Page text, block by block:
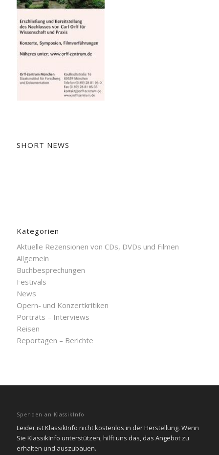
SHORT NEWS
Kategorien
Aktuelle Rezensionen von CDs, DVDs und Filmen
Allgemein
Buchbesprechungen
Festivals
News
Opern- und Konzertkritiken
Porträts – Interviews
Reisen
Reportagen – Berichte
Spenden an KlassikInfo
Leider ist KlassikInfo nicht kostenlos in der Herstellung. Wenn
Sie KlassikInfo unterstützen, hilft uns das, das Angebot zu
erhalten und auszubauen.